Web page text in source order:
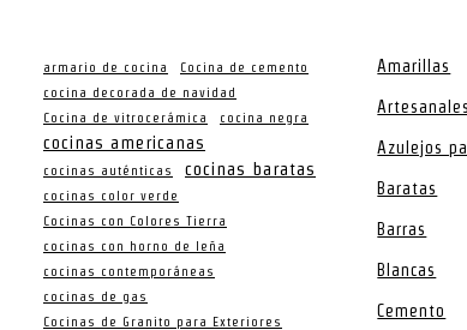
armario de cocina
Cocina de cemento
cocina decorada de navidad
Cocina de vitrocerámica
cocina negra
cocinas americanas
cocinas auténticas cocinas baratas
cocinas color verde
Cocinas con Colores Tierra
cocinas con horno de leña
cocinas contemporáneas
cocinas de gas
Cocinas de Granito para Exteriores
Amarillas
Artesanales
Azulejos
Baratas
Barras
Blancas
Cemento